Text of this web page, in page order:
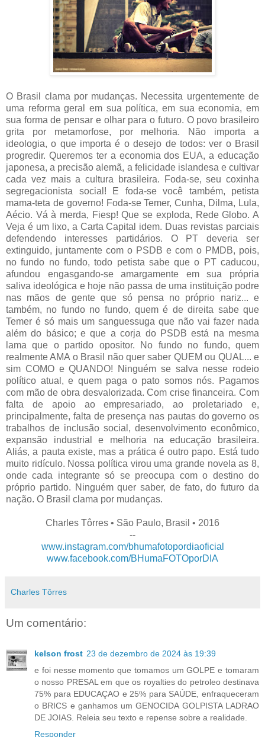
O Brasil clama por mudanças. Necessita urgentemente de
uma reforma geral em sua política, em sua economia, em
sua forma de pensar e olhar para o futuro. O povo brasileiro
grita por metamorfose, por melhoria. Não importa a
ideologia, o que importa é o desejo de todos: ver o Brasil
progredir. Queremos ter a economia dos EUA, a educação
japonesa, a precisão alemã, a felicidade islandesa e cultivar
cada vez mais a cultura brasileira. Foda-se, seu coxinha
segregacionista social! E foda-se você também, petista
mama-teta de governo! Foda-se Temer, Cunha, Dilma, Lula,
Aécio. Vá à merda, Fiesp! Que se exploda, Rede Globo. A
Veja é um lixo, a Carta Capital idem. Duas revistas parciais
defendendo interesses partidários. O PT deveria ser
extinguido, juntamente com o PSDB e com o PMDB, pois,
no fundo no fundo, todo petista sabe que o PT caducou,
afundou engasgando-se amargamente em sua própria
saliva ideológica e hoje não passa de uma instituição podre
nas mãos de gente que só pensa no próprio nariz... e
também, no fundo no fundo, quem é de direita sabe que
Temer é só mais um sanguessuga que não vai fazer nada
além do básico; e que a corja do PSDB está na mesma
lama que o partido opositor. No fundo no fundo, quem
realmente AMA o Brasil não quer saber QUEM ou QUAL... e
sim COMO e QUANDO! Ninguém se salva nesse rodeio
político atual, e quem paga o pato somos nós. Pagamos
com mão de obra desvalorizada. Com crise financeira. Com
falta de apoio ao empresariado, ao proletariado e,
principalmente, falta de presença nas pautas do governo os
trabalhos de inclusão social, desenvolvimento econômico,
expansão industrial e melhoria na educação brasileira.
Aliás, a pauta existe, mas a prática é outro papo. Está tudo
muito ridículo. Nossa política virou uma grande novela as 8,
onde cada integrante só se preocupa com o destino do
próprio partido. Ninguém quer saber, de fato, do futuro da
nação. O Brasil clama por mudanças.
Charles Tôrres • São Paulo, Brasil • 2016
--
www.instagram.com/bhumafotopordiaoficial
www.facebook.com/BHumaFOTOporDIA
Charles Tôrres
Um comentário:
kelson frost 23 de dezembro de 2024 às 19:39
e foi nesse momento que tomamos um GOLPE e tomaram
o nosso PRESAL em que os royalties do petroleo destinava
75% para EDUCAÇAO e 25% para SAÚDE, enfraqueceram
o BRICS e ganhamos um GENOCIDA GOLPISTA LADRAO
DE JOIAS. Releia seu texto e repense sobre a realidade.
Responder